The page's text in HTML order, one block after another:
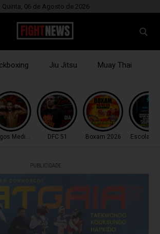
Quinta, 06 de Agosto de 2026
Jiu Jitsu Muay Thai
MediterrâneoDFC 51 Boxam 2026 Escola
PUBLICIDADE